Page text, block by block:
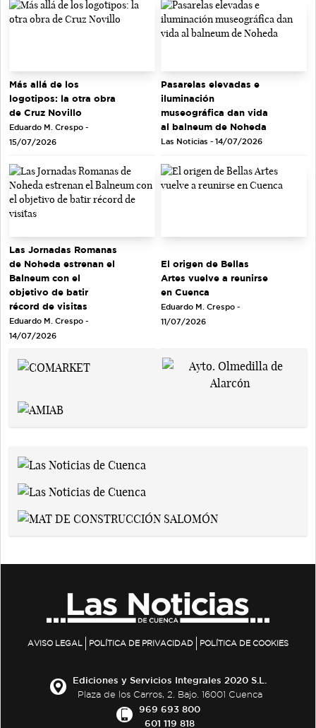
Más allá de los
logotipos: la otra obra
de Cruz Novillo
Eduardo M. Crespo -
15/07/2026
Pasarelas elevadas e
iluminación
museográfica dan vida
al balneum de Noheda
Las Noticias - 14/07/2026
Las Jornadas Romanas
de Noheda estrenan el
Balneum con el
objetivo de batir
récord de visitas
Eduardo M. Crespo -
14/07/2026
El origen de Bellas
Artes vuelve a reunirse
en Cuenca
Eduardo M. Crespo -
11/07/2026
AVISO LEGAL POLÍTICA DE PRIVACIDAD POLÍTICA DE COOKIES
Ediciones y Servicios Integrales 2020 S.L.
Plaza de los Carros, 2. Bajo. 16001 Cuenca
969 693 800
601 119 818